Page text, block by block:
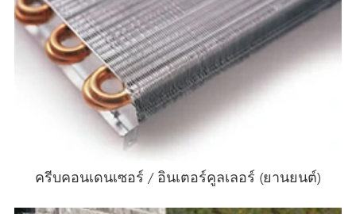
ครีบคอนเดนเซอร์ / อินเตอร์คูลเลอร์ (ยานยนต์)